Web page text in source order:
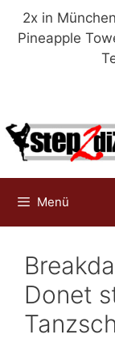
Zum
Inhalt
2x in
Pineapple
Menü
Donet